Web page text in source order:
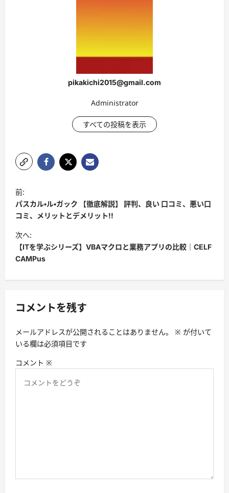
pikakichi2015@gmail.com
Administrator
すべての投稿を表示
投
稿
ナ
ビ
ゲ
ー
シ
ン
前:
パスカル・ル・ガック 【徹底解説】 評判、良い 口コミ、悪い口
コミ、メリットとデメリット!!
次へ:
【ITを学ぶシリーズ】VBAマクロと業務アプリの比較｜CELF
CAMPus
コメントを残す
メールアドレスが公開されることはありません。 ※ が付いて
いる欄は必須項目です
コメント ※